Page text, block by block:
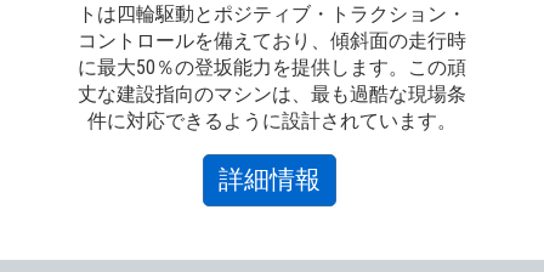
トは四輪駆動とポジティブ・トラクション・
コントロールを備えており、傾斜面の走行時
に最大50％の登坂能力を提供します。この頑
丈な建設指向のマシンは、最も過酷な現場条
件に対応できるように設計されています。
詳細情報
GS-